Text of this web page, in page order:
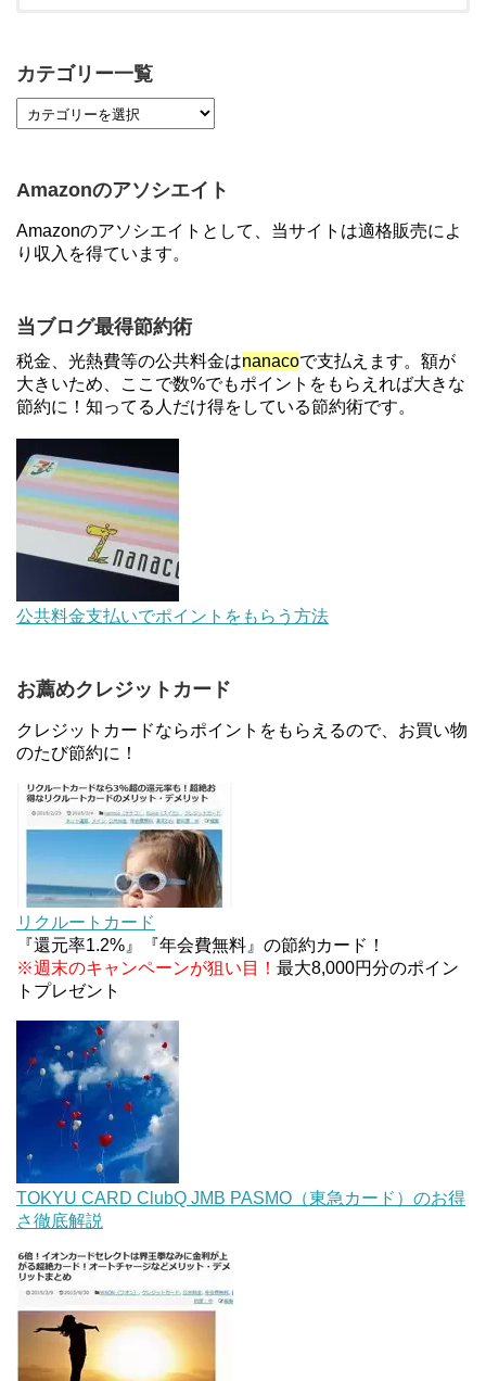
【7/21まで】エアウォレット(COIN+)で最大98,300
【2倍増量】PayPayカード、まるごとフラットリボ
登録と3回利用で10000ptがもらえるキャンペーン！
3/31まで
ソニーフィナンシャルグループの株主限定！2万円
もらえる口座開設キャンペーン。7/31まで
【解決】マリオットボンヴォイにログインできな
い、パスワード変更不可の原因はコレでした。
【対象者限定】楽天ペイで決済すると最大300ポイ
ントキャンペーン！～6/1
JCBカードWでApple Pay追加時のナビダイヤル
0570を回避する方法
住信SBIネット銀行のデビットカードPoint＋で最大
2%還元！V NEOバンクデビットとどっちが良い？
条件などまとめ
マイナンバーカードの点字っている？デメリット3
つ
au Pay等に等価交換できる「えらべるギフト」がフ
ァミリマートとミニストップで登場！WAON1%還
元で新ルート誕生！？
カテゴリー一覧
Amazonのアソシエイト
Amazonのアソシエイトとして、当サイトは適格販売によ
り収入を得ています。
当ブログ最得節約術
税金、光熱費等の公共料金はnanacoで支払えます。額が
大きいため、ここで数%でもポイントをもらえれば大きな
節約に！知ってる人だけ得をしている節約術です。
公共料金支払いでポイントをもらう方法
お薦めクレジットカード
クレジットカードならポイントをもらえるので、お買い物
のたび節約に！
リクルートカード
『還元率1.2%』『年会費無料』の節約カード！
※週末のキャンペーンが狙い目！ 最大8,000円分のポイン
トプレゼント
TOKYU CARD ClubQ JMB PASMO（東急カード）のお得
さ徹底解説